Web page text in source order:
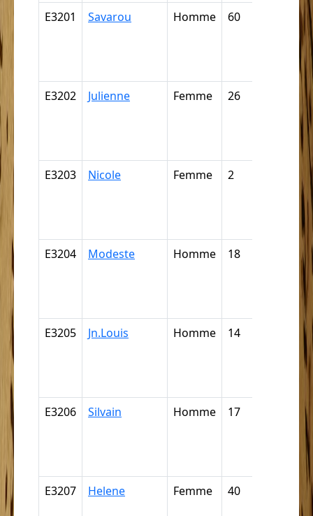
E3201 Savarou Homme 60
négresse,
négrillon,
négritte
E3202
Julienne Femme 26
négresse,
négrillon,
négritte
E3203
Nicole Femme 2
négresse,
négrillon,
négritte
E3204
Modeste Homme 18
négresse,
négrillon,
négritte
E3205
Jn.Louis Homme 14
négresse,
négrillon,
E3206
Silvain Homme 17
négresse,
négrillon,
négritte
E3207
Helene Femme 40
négresse,